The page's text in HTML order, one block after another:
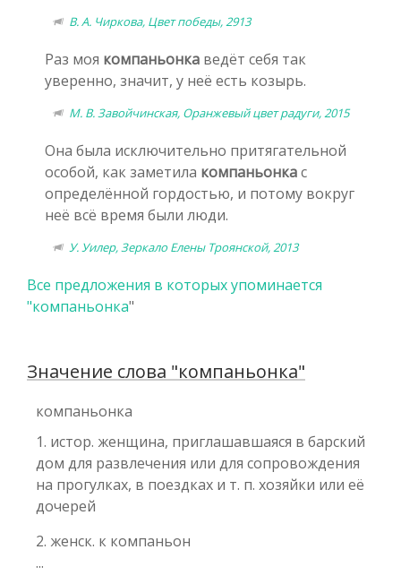
В. А. Чиркова, Цвет победы, 2913
Раз моя компаньонка ведёт себя так
уверенно, значит, у неё есть козырь.
М. В. Завойчинская, Оранжевый цвет радуги, 2015
Она была исключительно притягательной
особой, как заметила компаньонкас
определённой гордостью, и потому вокруг
неё всё время были люди.
У. Уилер, Зеркало Елены Троянской, 2013
Все предложения в которых упоминается
"компаньонка"
Значение слова "компаньонка"
компаньонка
1. истор. женщина, приглашавшаяся в барский
дом для развлечения или для сопровождения
на прогулках, в поездках и т. п. хозяйки или её
дочерей
2. женск. к компаньон
...